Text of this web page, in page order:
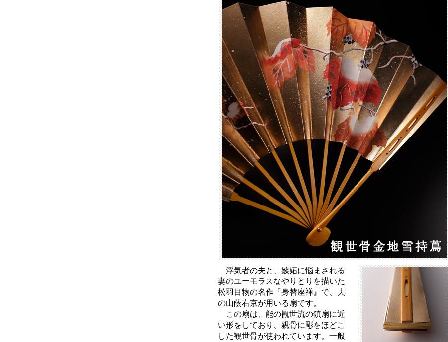
浮気者の夫と、嫉妬に悩まされる
妻のユーモラスなやりとりを描いた
松羽目物の名作『身替座禅』で、夫
の山蔭右京が用いる扇です。
この扇は、能の観世流の鎮扇に近
い形をしており、親骨に彫をほどこ
した観世骨が使われています。一般